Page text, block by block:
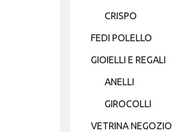
CRISPO
FEDI POLELLO
GIOIELLI E REGALI
ANELLI
GIROCOLLI
VETRINA NEGOZIO